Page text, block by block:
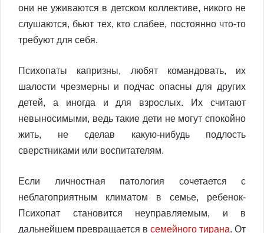
они не уживаются в детском коллективе, никого не
слушаются, бьют тех, кто слабее, постоянно что-то
требуют для себя.
Психопаты капризны, любят командовать, их
шалости чрезмерны и подчас опасны для других
детей, а иногда и для взрослых. Их считают
невыносимыми, ведь такие дети не могут спокойно
жить, не сделав какую-нибудь подлость
сверстниками или воспитателям.
Если личностная патология сочетается с
неблагоприятным климатом в семье, ребенок-
Психопат становится неуправляемым, и в
дальнейшем превращается в семейного тирана. От